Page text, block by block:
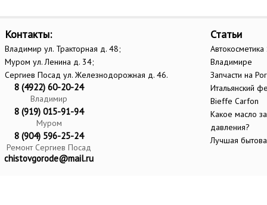
Контакты:
Владимир ул. Тракторная д. 48;
Муром ул. Ленина д. 34;
Сергиев Посад ул. Железнодорожная д. 46.
8 (4922) 60-20-24
Владимир
8 (919) 015-91-94
Муром
8 (904) 596-25-24
Ремонт Сергиев Посад
chistovgorode@mail.ru
Статьи
Владимире
Запчасти на
Итальянский
Bieffe Carfon
Какое масло
давления?
Лучшая